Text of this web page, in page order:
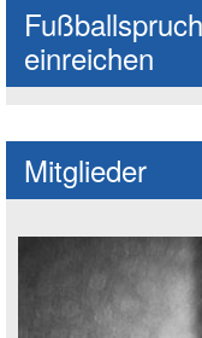
einreichen
Mitglieder